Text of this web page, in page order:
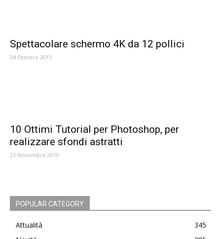
Spettacolare schermo 4K da 12 pollici
24 Ottobre 2013
10 Ottimi Tutorial per Photoshop, per
realizzare sfondi astratti
23 Novembre 2010
POPULAR CATEGORY
Attualità
345